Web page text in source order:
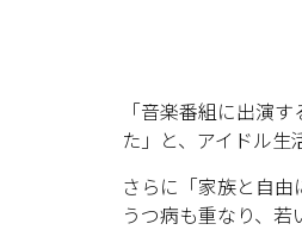
「音楽番組に出演
た」と、アイドル生
さらに「家族と自由
うつ病も重なり、若